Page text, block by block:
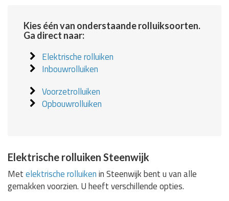
Kies één van onderstaande rolluiksoorten.
Ga direct naar:
Elektrische rolluiken
Inbouwrolluiken
Voorzetrolluiken
Opbouwrolluiken
Elektrische rolluiken Steenwijk
Metelektrische rolluikenin Steenwijk bent u van alle
gemakken voorzien. U heeft verschillende opties.